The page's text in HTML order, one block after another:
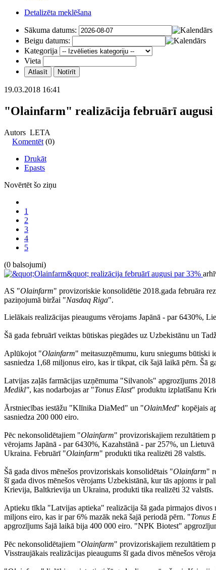
Detalizēta meklēšana
Sākuma datums:
Beigu datums:
Kategorija
Vieta
19.03.2018 16:41
"Olainfarm" realizācija februārī augusi
Autors LETA
Komentēt (0)
Drukāt
Epasts
Novērtēt šo ziņu
1
2
3
4
5
(0 balsojumi)
AS "Olainfarm" provizoriskie konsolidētie 2018.gada februāra
paziņojumā biržai "Nasdaq Riga".
Lielākais realizācijas pieaugums vērojams Japānā - par 6430%,
Šā gada februārī veiktas būtiskas piegādes uz Uzbekistānu un
Aplūkojot "Olainfarm" meitasuzņēmumu, kuru sniegums būtiski
sasniedza 1,68 miljonus eiro, kas ir tikpat, cik šajā laikā pērn. Šā
Latvijas zaļās farmācijas uzņēmuma "Silvanols" apgrozījums
Medikl", kas nodarbojas ar "Tonus Elast" produktu izplatīšanu
Ārstniecības iestāžu "Klīnika DiaMed" un "OlainMed" kopējais
sasniedza 200 000 eiro.
Pēc nekonsolidētajiem "Olainfarm" provizoriskajiem rezultātiem
vērojams Japānā - par 6430%, Kazahstānā - par 257%, un
Ukraina. Februārī "Olainfarm" produkti tika realizēti 28 valstīs.
Šā gada divos mēnešos provizoriskais konsolidētais "Olainfarm"
šī gada divos mēnešos vērojams Uzbekistānā, kur tās apjoms ir
Krievija, Baltkrievija un Ukraina, produkti tika realizēti 32 valstīs.
Aptieku tīkla "Latvijas aptieka" realizācija šā gada pirmajos
miljons eiro, kas ir par 6% mazāk nekā šajā periodā pērn. "Tonus
apgrozījums šajā laikā bija 400 000 eiro. "NPK Biotest"
Pēc nekonsolidētajiem "Olainfarm" provizoriskajiem rezultātiem
Visstraujākais realizācijas pieaugums šī gada divos mēnešos